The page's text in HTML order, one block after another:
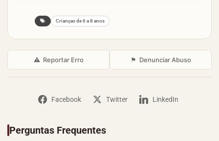
Crianças de 6 a 8 anos
⚠ Reportar Erro ⚑ Denunciar Abuso
Facebook Twitter LinkedIn
Perguntas Frequentes